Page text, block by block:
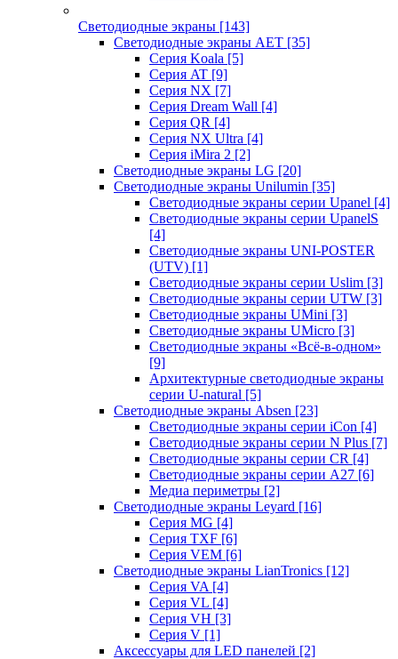
Светодиодные экраны [143]
Светодиодные экраны AET [35]
Cерия Koala [5]
Серия AT [9]
Серия NX [7]
Серия Dream Wall [4]
Серия QR [4]
Серия NX Ultra [4]
Серия iMira 2 [2]
Светодиодные экраны LG [20]
Светодиодные экраны Unilumin [35]
Светодиодные экраны серии Upanel [4]
Светодиодные экраны серии UpanelS
[4]
Светодиодные экраны UNI-POSTER
(UTV) [1]
Светодиодные экраны серии Uslim [3]
Светодиодные экраны серии UTW [3]
Светодиодные экраны UMini [3]
Светодиодные экраны UMicro [3]
Светодиодные экраны «Всё-в-одном»
[9]
Архитектурные светодиодные экраны
серии U-natural [5]
Светодиодные экраны Absen [23]
Светодиодные экраны серии iCon [4]
Светодиодные экраны серии N Plus [7]
Светодиодные экраны серии CR [4]
Светодиодные экраны серии А27 [6]
Медиа периметры [2]
Светодиодные экраны Leyard [16]
Серия MG [4]
Серия TXF [6]
Серия VEM [6]
Светодиодные экраны LianTronics [12]
Серия VA [4]
Серия VL [4]
Серия VH [3]
Серия V [1]
Аксессуары для LED панелей [2]